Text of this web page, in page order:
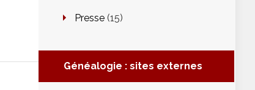
Presse (15)
Généalogie : sites externes